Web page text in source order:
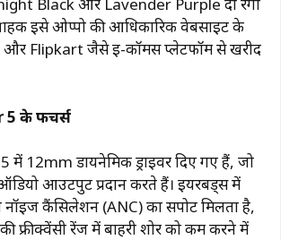
इसे ओप्पो की आधिकारिक वेबसाइट के
Flipkart जैसे ई-कॉमर्स प्लेटफॉर्म से खरीद
के फीचर्स
में 12mm डायनेमिक ड्राइवर दिए गए हैं, जो
आउटपुट प्रदान करते हैं। ईयरबड्स में
कैंसिलेशन (ANC) का सपोर्ट मिलता है,
फ्रीक्वेंसी रेंज में बाहरी शोर को कम करने में